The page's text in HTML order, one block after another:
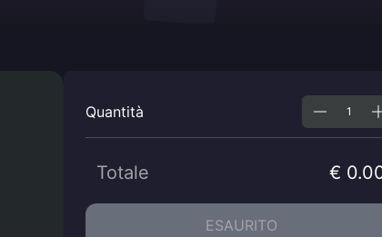
Quantità
Totale €
ESAURITO